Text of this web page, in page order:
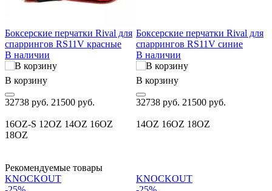
Боксерские перчатки Rival для
спаррингов RS11V красные
В наличии
В корзину
32738 руб. 21500 руб.
16OZ-S 12OZ 14OZ 16OZ
18OZ
Боксерские перчатки Rival для
спаррингов RS11V синие
В наличии
В корзину
32738 руб. 21500 руб.
14OZ 16OZ 18OZ
Рекомендуемые товары
KNOCKOUT
KNOCKOUT